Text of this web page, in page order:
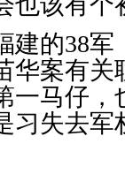
建的38军
华案有关
一马仔，
习失去军